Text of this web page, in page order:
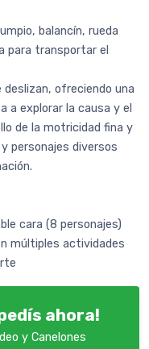
balancín, rueda
para transportar el
deslizan, ofreciendo una
a explorar la causa y el
de la motricidad fina y
personajes diversos
cara (8 personajes)
múltiples actividades
ahora!
y Canelones